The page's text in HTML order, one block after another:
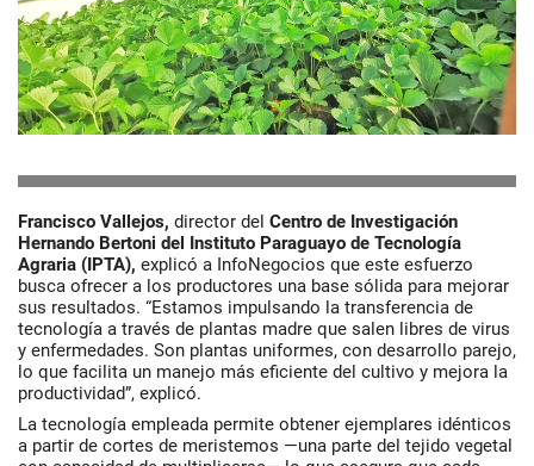
Francisco Vallejos, director del Centro de Investigación
Hernando Bertoni del Instituto Paraguayo de Tecnología
Agraria (IPTA), explicó a InfoNegocios que este esfuerzo
busca ofrecer a los productores una base sólida para mejorar
sus resultados. “Estamos impulsando la transferencia de
tecnología a través de plantas madre que salen libres de virus
y enfermedades. Son plantas uniformes, con desarrollo parejo,
lo que facilita un manejo más eficiente del cultivo y mejora la
productividad”, explicó.
La tecnología empleada permite obtener ejemplares idénticos
a partir de cortes de meristemos —una parte del tejido vegetal